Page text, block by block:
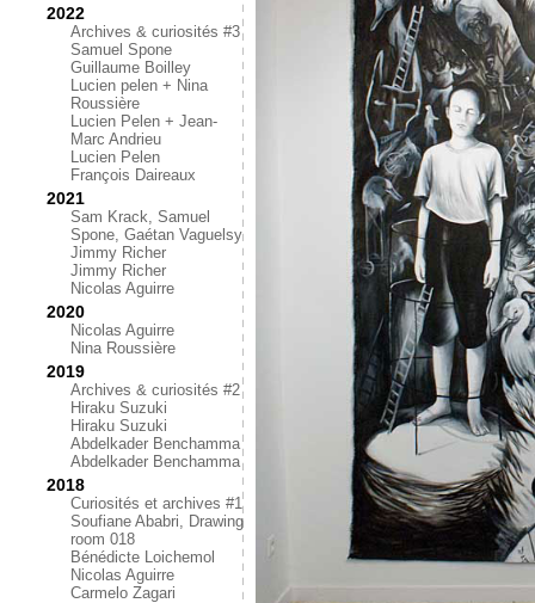
2022
Archives & curiosités #3
Samuel Spone
Guillaume Boilley
Lucien pelen + Nina
Roussière
Lucien Pelen + Jean-
Marc Andrieu
Lucien Pelen
François Daireaux
2021
Sam Krack, Samuel
Spone, Gaétan Vaguelsy
Jimmy Richer
Jimmy Richer
Nicolas Aguirre
2020
Nicolas Aguirre
Nina Roussière
2019
Archives & curiosités #2
Hiraku Suzuki
Hiraku Suzuki
Abdelkader Benchamma
Abdelkader Benchamma
2018
Curiosités et archives #1
Soufiane Ababri, Drawing
room 018
Bénédicte Loichemol
Nicolas Aguirre
Carmelo Zagari